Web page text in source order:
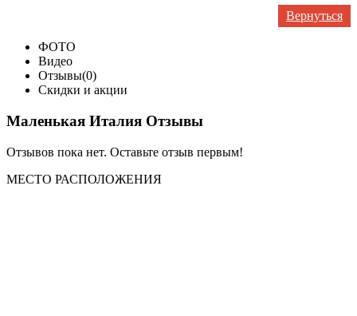
Вернуться
ФОТО
Видео
Отзывы(0)
Скидки и акции
Маленькая Италия Отзывы
Отзывов пока нет. Оставьте отзыв первым!
МЕСТО РАСПОЛОЖЕНИЯ